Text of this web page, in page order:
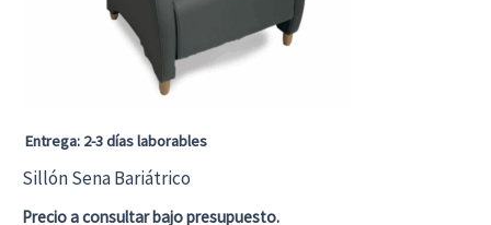
Entrega: 2-3 días laborables
Sillón Sena Bariátrico
Precio a consultar bajo presupuesto.